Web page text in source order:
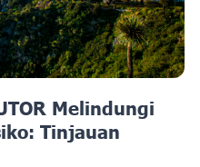
Melindungi
Tinjauan